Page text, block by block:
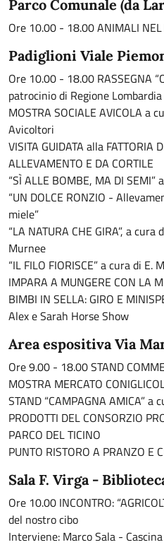
Parco Comunale (da
Ore 10.00 - 18.00 ANIMALI NEL
Padiglioni Viale
Ore 10.00 - 18.00 RASSEGNA
patrocinio di Regione Lombardia
MOSTRA SOCIALE AVICOLA a
Avicoltori
VISITA GUIDATA alla FATTORIA
ALLEVAMENTO E DA CORTILE
“SÌ ALLE BOMBE, MA DI
“UN DOLCE RONZIO -
miele”
“LA NATURA CHE GIRA”, a
Murnee
“IL FILO FIORISCE” a cura di E.
IMPARA A MUNGERE CON LA
BIMBI IN SELLA: GIRO E
Alex e Sarah Horse Show
Area espositiva Via
Ore 9.00 - 18.00 STAND
MOSTRA MERCATO
STAND “CAMPAGNA AMICA” a
PRODOTTI DEL CONSORZIO
PARCO DEL TICINO
PUNTO RISTORO A PRANZO E
Sala F. Virga -
Ore 10.00 INCONTRO:
del nostro cibo
Interviene: Marco Sala -